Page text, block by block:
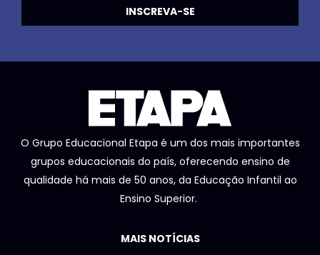
O Grupo Educacional Etapa é um dos mais importantes
grupos educacionais do país, oferecendo ensino de
qualidade há mais de 50 anos, da Educação Infantil ao
Ensino Superior.
MAIS NOTÍCIAS